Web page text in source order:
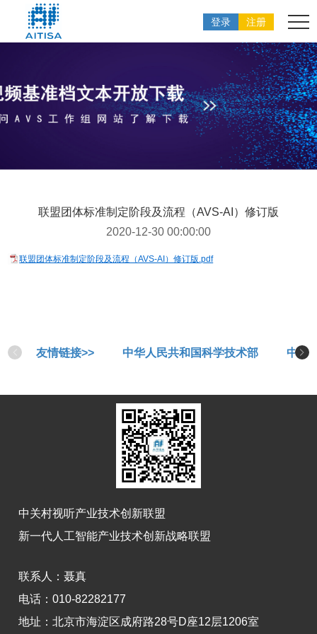
登录 注册
联盟团体标准制定阶段及流程（AVS-AI）修订版
2020-12-30 00:00:00
联盟团体标准制定阶段及流程（AVS-AI）修订版.pdf
友情链接>> 中华人民共和国科学技术部 中华
中关村视听产业技术创新联盟
新一代人工智能产业技术创新战略联盟
联系人：聂真
电话：010-82282177
地址：北京市海淀区成府路28号D座12层1206室